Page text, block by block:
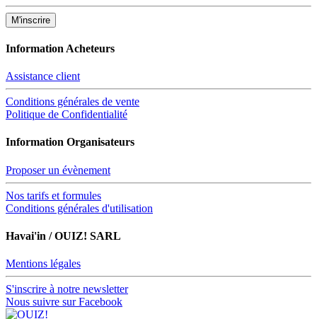
Information Acheteurs
Assistance client
Conditions générales de vente
Politique de Confidentialité
Information Organisateurs
Proposer un évènement
Nos tarifs et formules
Conditions générales d'utilisation
Havai'in / OUIZ! SARL
Mentions légales
S'inscrire à notre newsletter
Nous suivre sur Facebook